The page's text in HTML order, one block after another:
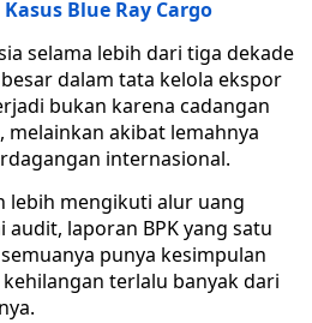
Blue Ray Cargo
selama lebih dari tiga dekade
dalam tata kelola ekspor
bukan karena cadangan
akibat lemahnya
internasional.
lebih mengikuti alur uang
laporan BPK yang satu
punya kesimpulan
terlalu banyak dari